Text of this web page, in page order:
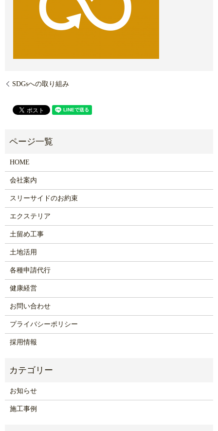
SDGsへの取り組み
HOME
会社案内
スリーサイドのお約束
エクステリア
土留め工事
土地活用
各種申請代行
健康経営
お問い合わせ
プライバシーポリシー
採用情報
お知らせ
施工事例